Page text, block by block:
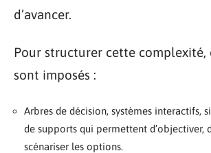
d’avancer.
Pour structurer cette complexité,
sont imposés :
Arbres de décision, systèmes interactifs,
de supports qui permettent d’objectiver,
scénariser les options.